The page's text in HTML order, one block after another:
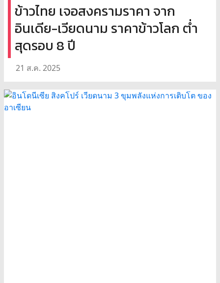
ข้าวไทย เจอสงครามราคา จาก
อินเดีย-เวียดนาม ราคาข้าวโลก ต่ำ
สุดรอบ 8 ปี
21 ส.ค. 2025